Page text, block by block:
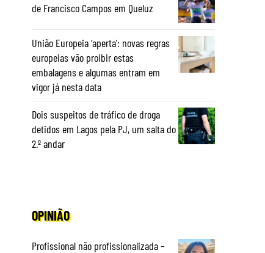
de Francisco Campos em Queluz
União Europeia ‘aperta’: novas regras
europeias vão proibir estas
embalagens e algumas entram em
vigor já nesta data
Dois suspeitos de tráfico de droga
detidos em Lagos pela PJ, um salta do
2.º andar
OPINIÃO
Profissional não profissionalizada –